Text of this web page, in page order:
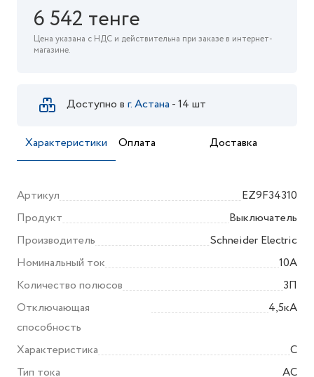
6 542 тенге
Цена указана с НДС и действительна при заказе в интернет-
магазине.
Доступно в г. Астана - 14 шт
Характеристики Оплата Доставка
Артикул
EZ9F34310
Продукт
Выключатель
Производитель
Schneider Electric
Номинальный ток
10А
Количество полюсов
3П
Отключающая
способность
4,5кА
Характеристика
C
Тип тока
АС